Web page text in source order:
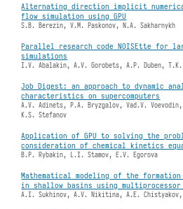
Alternating direction implicit
flow simulation using GPU
S.B. Berezin, V.M. Paskonov, N.A. Sakharnykh
Parallel research code NOISEtte for
simulations
I.V. Abalakin, A.V. Gorobets, A.P. Duben, T.K.
Job Digest: an approach to dynamic
characteristics on supercomputers
A.V. Adinets, P.A. Bryzgalov, Vad.V.
K.S. Stefanov
Application of GPU to solving the
consideration of chemical kinetics
B.P. Rybakin, L.I. Stamov, E.V. Egorova
Mathematical modeling of the
in shallow basins using multiprocessor
A.I. Sukhinov, A.V. Nikitina, A.E. Chistyakov,